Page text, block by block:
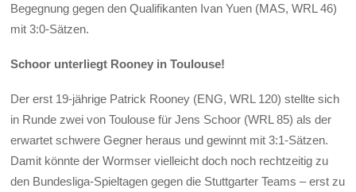
Begegnung gegen den Qualifikanten Ivan Yuen (MAS, WRL 46)
mit 3:0-Sätzen.
Schoor unterliegt Rooney in Toulouse!
Der erst 19-jährige Patrick Rooney (ENG, WRL 120) stellte sich
in Runde zwei von Toulouse für Jens Schoor (WRL 85) als der
erwartet schwere Gegner heraus und gewinnt mit 3:1-Sätzen.
Damit könnte der Wormser vielleicht doch noch rechtzeitig zu
den Bundesliga-Spieltagen gegen die Stuttgarter Teams – erst zu